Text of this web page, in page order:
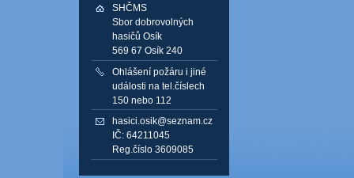
SHČMS
Sbor dobrovolných
hasičů Osík
569 67 Osík 240
Ohlášení požáru i jiné
události na tel.číslech
150 nebo 112
hasici.osik@seznam.cz
IČ: 64211045
Reg.číslo 3609085